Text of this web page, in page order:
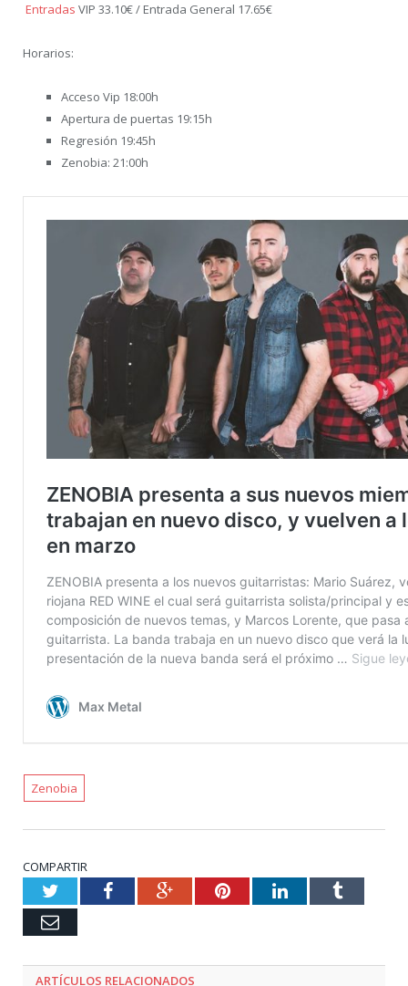
Entradas VIP 33.10€ / Entrada General 17.65€
Horarios:
Acceso Vip 18:00h
Apertura de puertas 19:15h
Regresión 19:45h
Zenobia: 21:00h
Zenobia
COMPARTIR
TwitterFacebookGoogle+PinterestLinkedInTumblr
Email
ARTÍCULOS RELACIONADOS